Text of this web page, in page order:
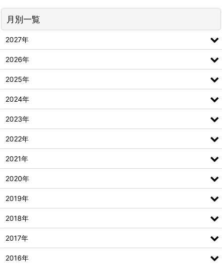
月別一覧
2027年
2026年
2025年
2024年
2023年
2022年
2021年
2020年
2019年
2018年
2017年
2016年